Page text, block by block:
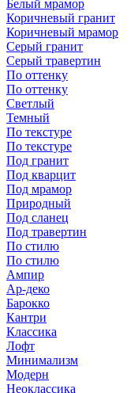
Белый мрамор
Коричневый гранит
Коричневый мрамор
Серый гранит
Серый травертин
По оттенку
По оттенку
Светлый
Темный
По текстуре
По текстуре
Под гранит
Под кварцит
Под мрамор
Природный
Под сланец
Под травертин
По стилю
По стилю
Ампир
Ар-деко
Барокко
Кантри
Классика
Лофт
Минимализм
Модерн
Неоклассика